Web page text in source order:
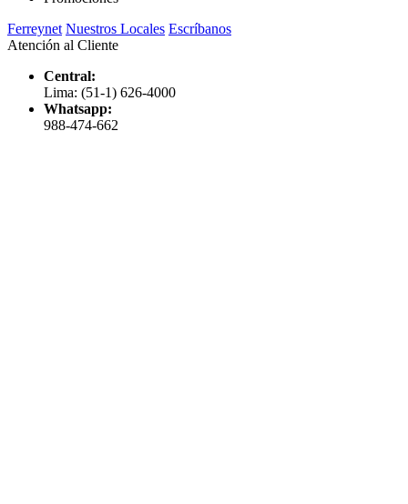
Ferreynet Nuestros Locales Escríbanos
Atención al Cliente
Central:
Lima: (51-1) 626-4000
Whatsapp:
988-474-662